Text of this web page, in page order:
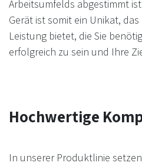
Arbeitsumfelds abgestimmt
Gerät ist somit ein Unikat,
Leistung bietet, die Sie
erfolgreich zu sein und Ihre
Hochwertige
In unserer Produktlinie